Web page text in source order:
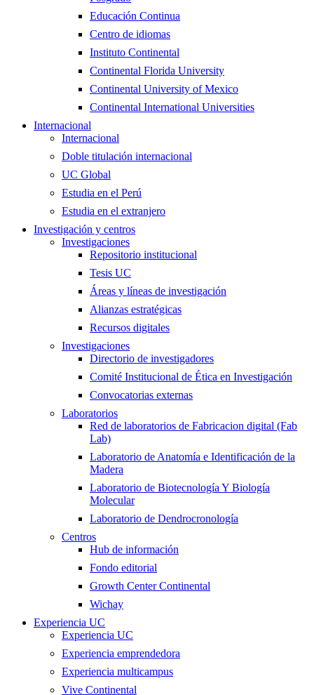
Educación Continua
Centro de idiomas
Instituto Continental
Continental Florida University
Continental University of Mexico
Continental International Universities
Internacional
Internacional
Doble titulación internacional
UC Global
Estudia en el Perú
Estudia en el extranjero
Investigación y centros
Investigaciones
Repositorio institucional
Tesis UC
Áreas y líneas de investigación
Alianzas estratégicas
Recursos digitales
Investigaciones
Directorio de investigadores
Comité Institucional de Ética en Investigación
Convocatorias externas
Laboratorios
Red de laboratorios de Fabricacion digital (Fab
Lab)
Laboratorio de Anatomía e Identificación de la
Madera
Laboratorio de Biotecnología Y Biología
Molecular
Laboratorio de Dendrocronología
Centros
Hub de información
Fondo editorial
Growth Center Continental
Wichay
Experiencia UC
Experiencia UC
Experiencia emprendedora
Experiencia multicampus
Vive Continental